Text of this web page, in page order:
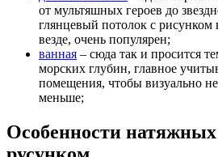
от мультяшных героев до
глянцевый потолок с рисунком
везде, очень популярен;
ванная – сюда так и просится
морских глубин, главное
помещения, чтобы визуально не
меньше;
Особенности натяжных